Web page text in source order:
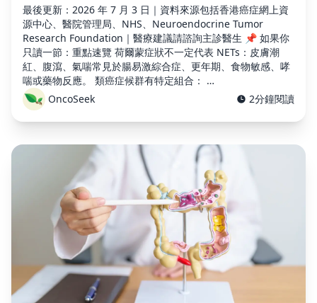
最後更新：2026 年 7 月 3 日｜資料來源包括香港癌症網上資
源中心、醫院管理局、NHS、Neuroendocrine Tumor
Research Foundation｜醫療建議請諮詢主診醫生 📌 如果你
只讀一節：重點速覽 荷爾蒙症狀不一定代表 NETs：皮膚潮
紅、腹瀉、氣喘常見於腸易激綜合症、更年期、食物敏感、哮
喘或藥物反應。 類癌症候群有特定組合： …
OncoSeek
2分鐘閱讀